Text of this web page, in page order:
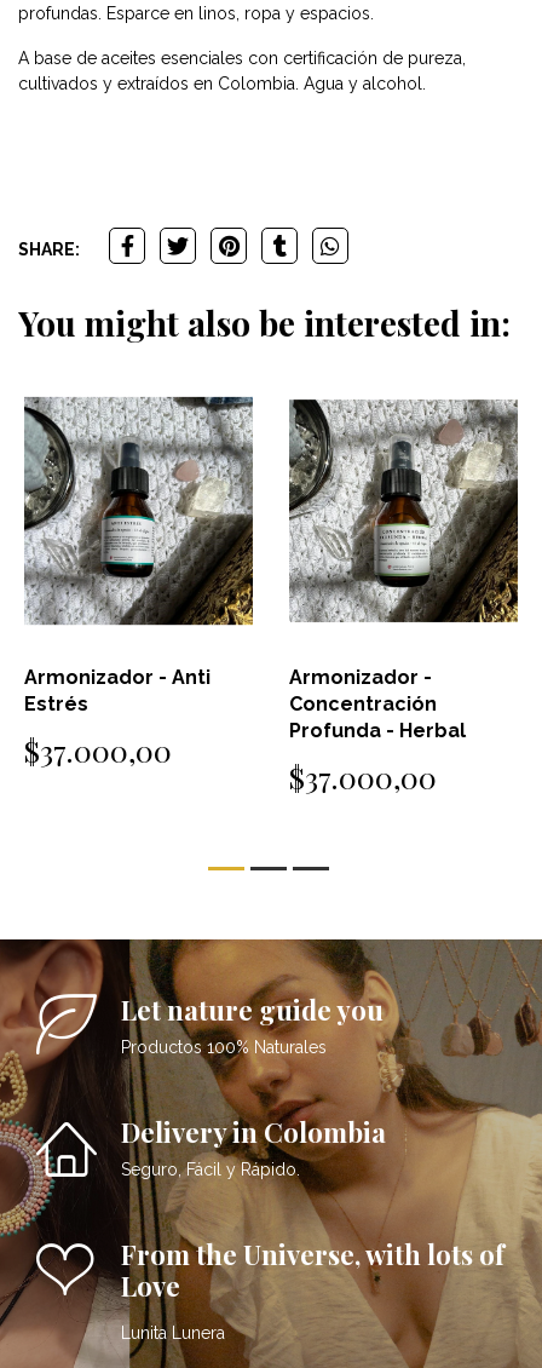
profundas. Esparce en linos, ropa y espacios.
A base de aceites esenciales con certificación de pureza,
cultivados y extraídos en Colombia. Agua y alcohol.
SHARE:
You might also be interested in:
Armonizador - Anti
Estrés
$37.000,00
Armonizador -
Concentración
Profunda - Herbal
$37.000,00
Let nature guide you
Productos 100% Naturales
Delivery in Colombia
Seguro, Fácil y Rápido.
From the Universe, with lots of
Love
Lunita Lunera